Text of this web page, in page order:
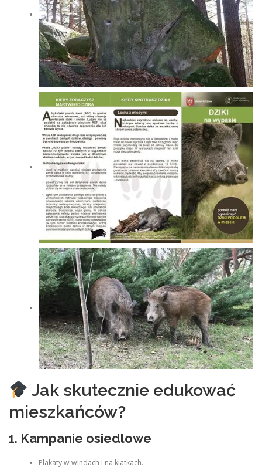
Jak skutecznie edukować
mieszkańców?
1. Kampanie osiedlowe
Plakaty w windach i na klatkach.